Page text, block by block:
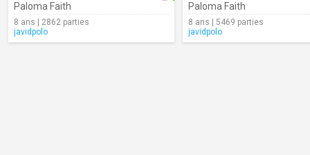
Paloma Faith
8 ans | 2862 parties
javidpolo
Paloma Faith
8 ans | 5469 parties
javidpolo